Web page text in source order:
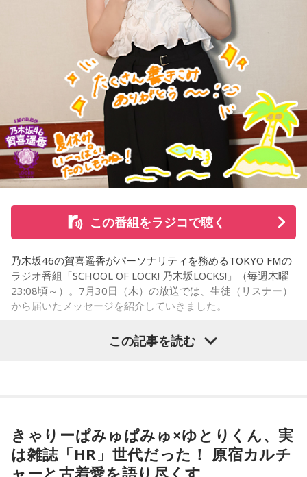
番組名：『HIRO T'S AMUSIC MORNING』
放送局：FM COCOLO（大阪）
放送日時：月曜～木曜 6時～11時
この番組をラジコで聴く
横山雄二さん（RCCラジオ『平成ラヂオバラエティ
ござん様さま』）
横山雄二さんは、RCCの人気アナウンサーです。キレのある
フリートークに定評があり、特に「ごぜん様さま」でのフリ
ートークは平日の午前中のワイド番組の中では異例の長さを
誇ります。2015年には「第52回ギャラクシー賞」にて、ラジ
オ部門DJパーソナリティ賞を受賞しました。ラジオ好きとし
ンで、『爆笑問題カーボーイ』（TBSラジオ）に出演した時
で、「ごぜん様さま」を聴いているそうです。
横山アナは元々、広島の人気テレビ番組「KEN-JIN」を担当
れば、乗り合わせた人同士、互いの空襲の苦労話をしたり、
少し和んだ雰囲気もありました。
そんな「419列車」が小仏峠の登り坂に差し掛かった時、ガ
クンとスピードが落ちます。突然、バリバリバリッ！と大き
な音が響き渡り、列車は牽引する電気機関車と客車の2両目の
半分まで湯の花トンネルに入ったところで、急停車しまし
た。
「機銃掃射だ！」
そんな叫びと悲鳴が同時に響き渡り、ギューンブルブルブル
とすさまじい音が迫ります。アメリカ軍のP51・ムスタング
何度も容赦なく銃弾を撃ち込んできたのです。数分前まで、
日曜昼下がりの穏やかだった車内は、あちこちからうめき声
が聞こえ、人が折り重なるように倒れて、一面、血の海と化
「実は列車銃撃の調査を始めた頃、犠牲となった方で、お名
この番組をラジコで聴く
乃木坂46の賀喜遥香がパーソナリティを務めるTOKYO FMの
ラジオ番組「SCHOOL OF LOCK! 乃木坂LOCKS!」（毎週木曜
23:08頃～）。7月30日（木）の放送では、生徒（リスナー）
から届いたメッセージを紹介していきました。
「遥香先生にお知らせです！ 私は、夏休みに恋人と初めて2
人で東京に行きます。ディズニーに行く予定ですが、お互い
に乃木坂46が好きなので、もし『真夏の全国ツアー2026』東
この記事を読む
きゃりーぱみゅぱみゅ×ゆとりくん、実
は雑誌「HR」世代だった！ 原宿カルチ